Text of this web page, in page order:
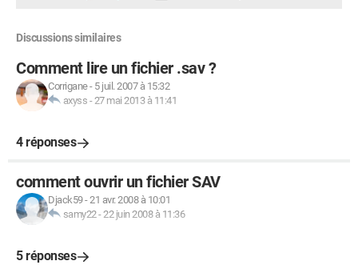
Discussions similaires
Comment lire un fichier .sav ?
Corrigane- 5 juil. 2007 à 15:32
axyss -27 mai 2013 à 11:41
4 réponses
comment ouvrir un fichier SAV
Djack59-21 avr. 2008 à 10:01
samy22-22 juin 2008 à 11:36
5 réponses